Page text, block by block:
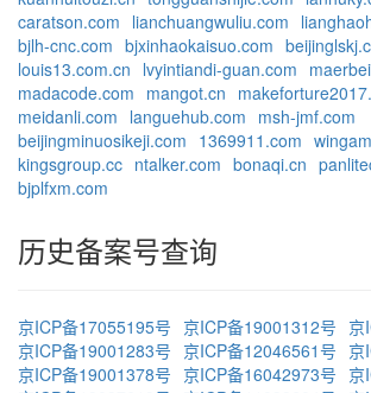
caratson.com lianchuangwuliu.com
bjlh-cnc.com bjxinhaokaisuo.com
louis13.com.cn lvyintiandi-guan.com
madacode.com mangot.cn
meidanli.com languehub.com msh-jmf.com
beijingminuosikeji.com 1369911.com
kingsgroup.cc ntalker.com bonaqi.cn
bjplfxm.com
历史备案号查询
京ICP备17055195号 京ICP备19001312号 京
京ICP备19001283号 京ICP备12046561号 京
京ICP备19001378号 京ICP备16042973号 京